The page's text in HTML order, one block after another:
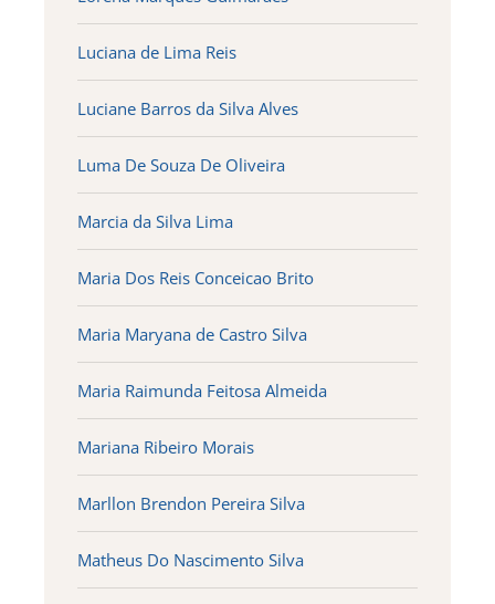
Luciana de Lima Reis
Luciane Barros da Silva Alves
Luma De Souza De Oliveira
Marcia da Silva Lima
Maria Dos Reis Conceicao Brito
Maria Maryana de Castro Silva
Maria Raimunda Feitosa Almeida
Mariana Ribeiro Morais
Marllon Brendon Pereira Silva
Matheus Do Nascimento Silva